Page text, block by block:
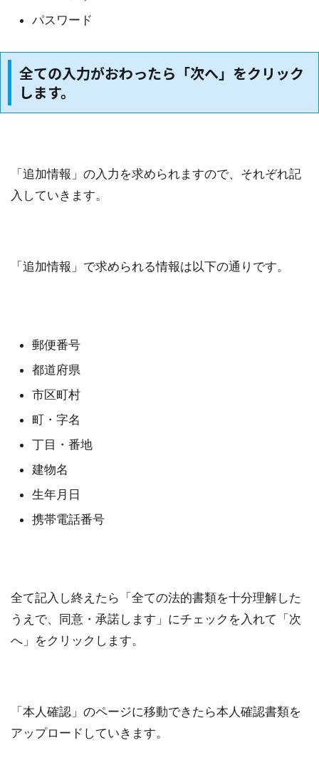
パスワード
全ての入力がおわったら「次へ」をクリック
します。
「追加情報」の入力を求められますので、それぞれ記
入していきます。
「追加情報」で求められる情報は以下の通りです。
郵便番号
都道府県
市区町村
町・字名
丁目・番地
建物名
生年月日
携帯電話番号
全て記入し終えたら「全ての法的書類を十分理解した
うえで、同意・承諾します」にチェックを入れて「次
へ」をクリックします。
「本人確認」のページに移動できたら本人確認書類を
アップロードしていきます。